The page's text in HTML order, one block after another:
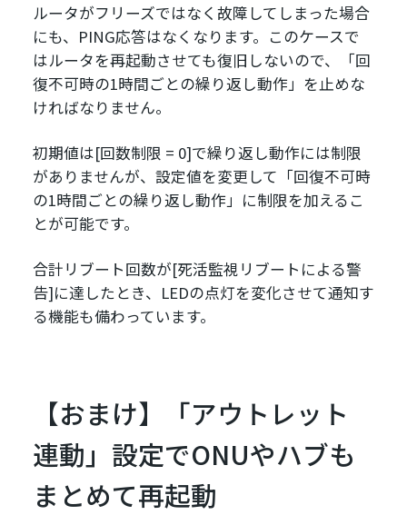
ルータがフリーズではなく故障してしまった場合
にも、PING応答はなくなります。このケースで
はルータを再起動させても復旧しないので、「回
復不可時の1時間ごとの繰り返し動作」を止めな
ければなりません。
初期値は[回数制限 = 0]で繰り返し動作には制限
がありませんが、設定値を変更して「回復不可時
の1時間ごとの繰り返し動作」に制限を加えるこ
とが可能です。
合計リブート回数が[死活監視リブートによる警
告]に達したとき、LEDの点灯を変化させて通知す
る機能も備わっています。
【おまけ】「アウトレット
連動」設定でONUやハブも
まとめて再起動